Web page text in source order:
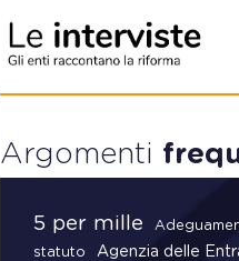
Argomenti
5 per mille
statuto
Agenzia delle